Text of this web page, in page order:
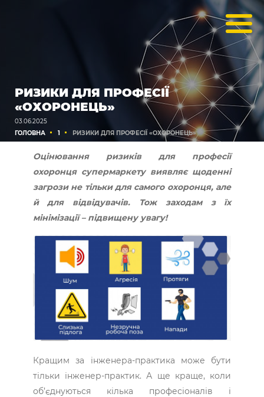
РИЗИКИ ДЛЯ ПРОФЕСІЇ
«ОХОРОНЕЦЬ»
03.06.2025
ГОЛОВНА
1 РИЗИКИ ДЛЯ ПРОФЕСІЇ «ОХОРОНЕЦЬ»
Оцінювання ризиків для професії
охоронця супермаркету виявляє щоденні
загрози не тільки для самого охоронця, але
й для відвідувачів. Тож заходам з їх
мінімізації – підвищену увагу!
Кращим за інженера-практика може бути
тільки інженер-практик. А ще краще, коли
об’єднуються кілька професіоналів і